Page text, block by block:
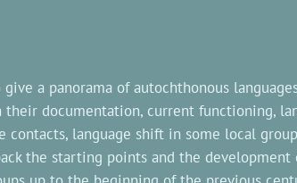
a panorama of autochthonous
their documentation, current functioning,
contacts, language shift in some local
the starting points and the